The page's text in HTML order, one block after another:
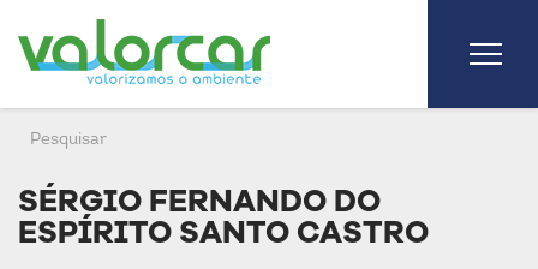
SÉRGIO FERNANDO DO
ESPÍRITO SANTO CASTRO